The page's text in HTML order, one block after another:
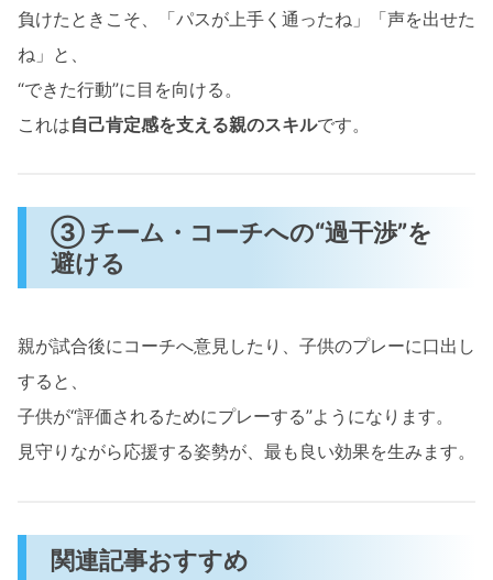
負けたときこそ、「パスが上手く通ったね」「声を出せた
ね」と、
“できた行動”に目を向ける。
これは自己肯定感を支える親のスキルです。
③ チーム・コーチへの“過干渉”を
避ける
親が試合後にコーチへ意見したり、子供のプレーに口出し
すると、
子供が“評価されるためにプレーする”ようになります。
見守りながら応援する姿勢が、最も良い効果を生みます。
関連記事おすすめ